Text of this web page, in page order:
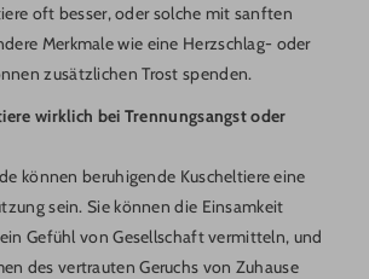
oft besser, oder solche mit sanften
Merkmale wie eine Herzschlag- oder
zusätzlichen Trost spenden.
wirklich bei Trennungsangst oder
können beruhigende Kuscheltiere eine
sein. Sie können die Einsamkeit
Gefühl von Gesellschaft vermitteln, und
des vertrauten Geruchs von Zuhause